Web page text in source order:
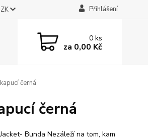
Přihlášení
0ks
za 0,00 Kč
černá
černá
Bunda Nezáleží na tom, kam